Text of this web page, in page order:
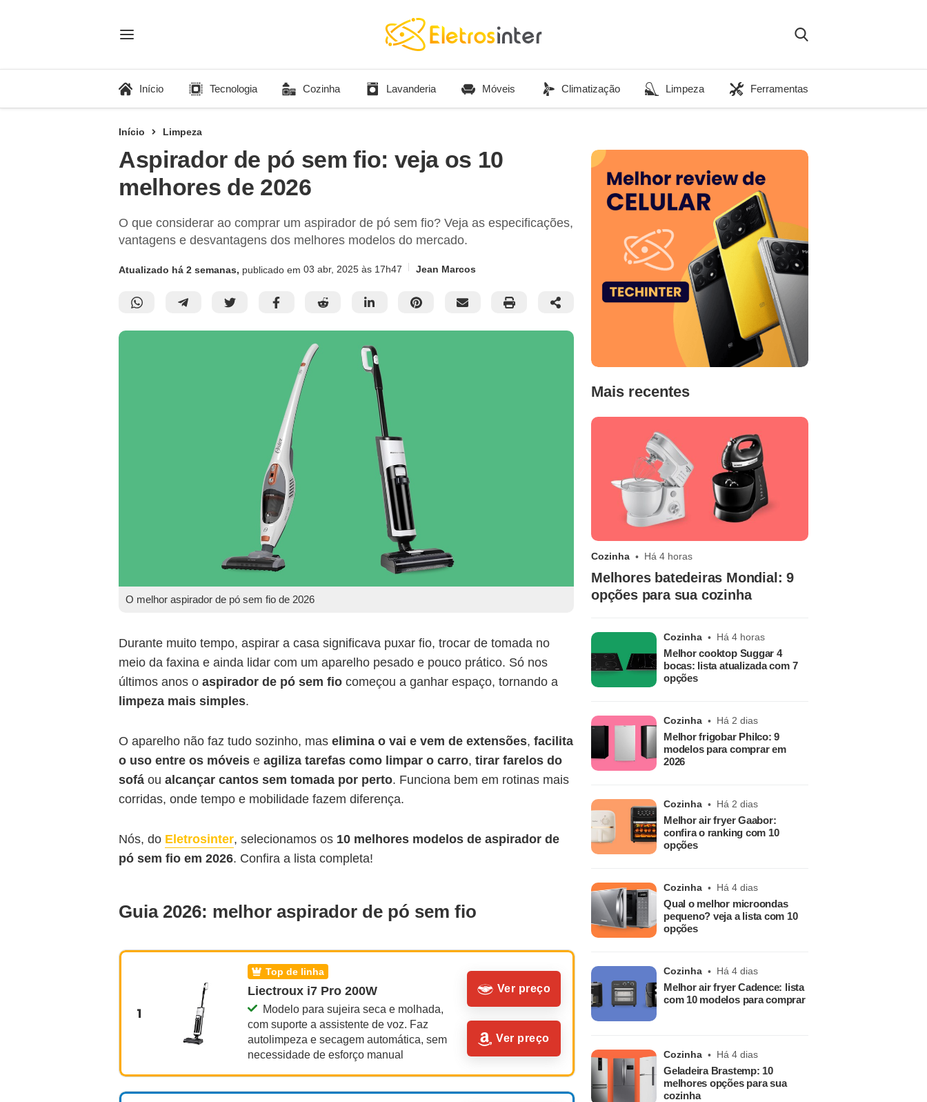
Início Tecnologia Cozinha Lavanderia Móveis Climatização Limpeza Ferramentas
Início Limpeza
Aspirador de pó sem fio: veja os 10
melhores de 2026
O que considerar ao comprar um aspirador de pó sem fio? Veja as especificações,
vantagens e desvantagens dos melhores modelos do mercado.
Atualizado há 2 semanas, publicado em 03 abr, 2025 às 17h47 Jean Marcos
O melhor aspirador de pó sem fio de 2026
Durante muito tempo, aspirar a casa significava puxar fio, trocar de tomada no
meio da faxina e ainda lidar com um aparelho pesado e pouco prático. Só nos
últimos anos o aspirador de pó sem fio começou a ganhar espaço, tornando a
limpeza mais simples.
O aparelho não faz tudo sozinho, mas elimina o vai e vem de extensões, facilita
o uso entre os móveis e agiliza tarefas como limpar o carro, tirar farelos do
sofá ou alcançar cantos sem tomada por perto. Funciona bem em rotinas mais
corridas, onde tempo e mobilidade fazem diferença.
Nós, do Eletrosinter, selecionamos os 10 melhores modelos de aspirador de
pó sem fio em 2026. Confira a lista completa!
Guia 2026: melhor aspirador de pó sem fio
1
top de linha
Liectroux i7 Pro 200W
Modelo para sujeira seca e molhada,
com suporte a assistente de voz. Faz
autolimpeza e secagem automática, sem
necessidade de esforço manual
Ver preço
Ver preço
Mais recentes
Cozinha Há 4 horas
Melhores batedeiras Mondial: 9
opções para sua cozinha
Cozinha Há 4 horas
Melhor cooktop Suggar 4
bocas: lista atualizada com 7
opções
Cozinha Há 2 dias
Melhor frigobar Philco: 9
modelos para comprar em
2026
Cozinha Há 2 dias
Melhor air fryer Gaabor:
confira o ranking com 10
opções
Cozinha Há 4 dias
Qual o melhor microondas
pequeno? veja a lista com 10
opções
Cozinha Há 4 dias
Melhor air fryer Cadence: lista
com 10 modelos para comprar
Cozinha Há 4 dias
Geladeira Brastemp: 10
melhores opções para sua
cozinha